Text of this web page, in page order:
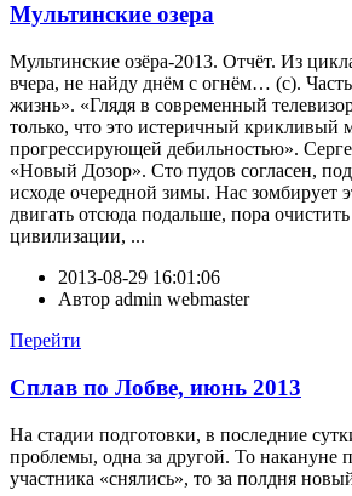
Мультинские озера
Мультинские озёра-2013. Отчёт. Из
вчера, не найду днём с огнём… (с).
жизнь». «Глядя в современный
только, что это истеричный крикливый
прогрессирующей дебильностью».
«Новый Дозор». Сто пудов согласен,
исходе очередной зимы. Нас зомбирует
двигать отсюда подальше, пора
цивилизации, ...
2013-08-29 16:01:06
Автор admin webmaster
Перейти
Сплав по Лобве, июнь 2013
На стадии подготовки, в последние
проблемы, одна за другой. То накануне
участника «снялись», то за полдня